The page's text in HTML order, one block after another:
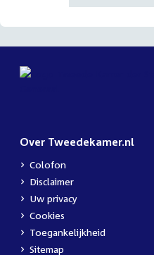
Over Tweedekamer.nl
Colofon
Disclaimer
Uw privacy
Cookies
Toegankelijkheid
Sitemap